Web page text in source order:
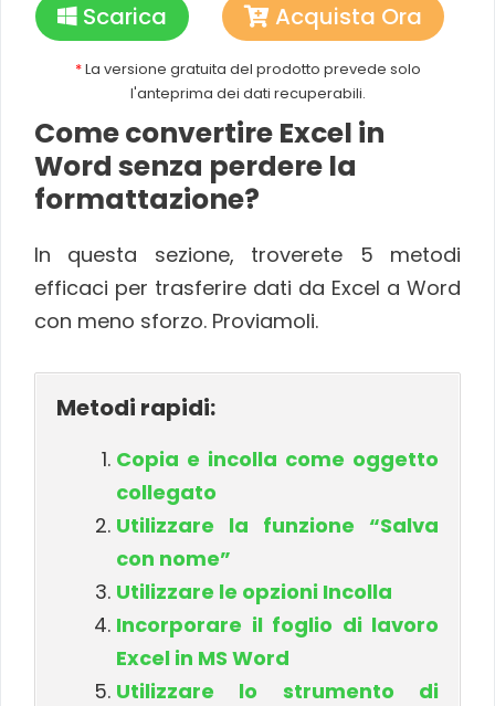
Scarica Acquista Ora
*La versione gratuita del prodotto prevede solo
l'anteprima dei dati recuperabili.
Come convertire Excel in
Word senza perdere la
formattazione?
In questa sezione, troverete 5 metodi
efficaci per trasferire dati da Excel a Word
con meno sforzo. Proviamoli.
Metodi rapidi:
Copia e incolla come oggetto
collegato
Utilizzare la funzione “Salva
con nome”
Utilizzare le opzioni Incolla
Incorporare il foglio di lavoro
Excel in MS Word
Utilizzare lo strumento di